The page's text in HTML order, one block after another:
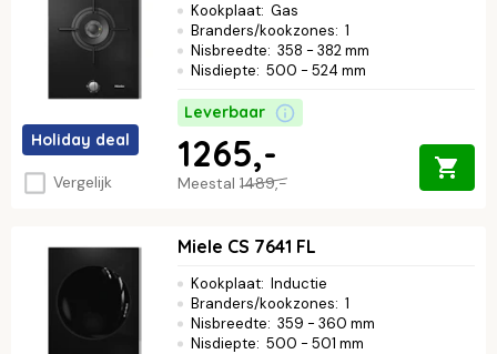
Holiday deal
Vergelijk
Kookplaat: Gas
Branders/kookzones: 1
Nisbreedte: 358 - 382 mm
Nisdiepte: 500 - 524 mm
Leverbaar
Meestal 1489,-
1265,-
Miele CS 7641 FL
Kookplaat: Inductie
Branders/kookzones: 1
Nisbreedte: 359 - 360 mm
Nisdiepte: 500 - 501 mm